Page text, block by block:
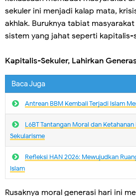
sekuler ini menjadi kalap mata,
akhlak. Buruknya tabiat
sistem yang jahat seperti kapitalis-
Kapitalis-Sekuler, Lahirkan
Baca Juga
Antrean BBM Kembali Terjadi lslam
L6BT Tantangan Moral dan
Sekularisme
Refleksi HAN 2026: Mewujudkan
Islam
Rusaknya moral generasi hari ini